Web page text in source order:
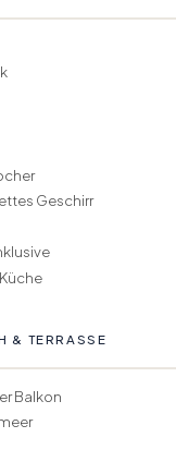
Geschirr
& TERRASSE
Balkon